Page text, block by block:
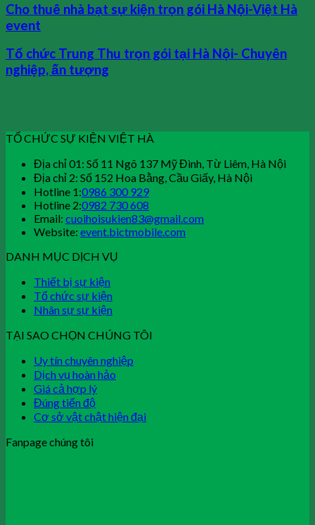
Cho thuê nhà bạt sự kiện trọn gói Hà Nội-Việt Hà
event
Tổ chức Trung Thu trọn gói tại Hà Nội- Chuyên
nghiệp, ấn tượng
TỔ CHỨC SỰ KIỆN VIỆT HÀ
Địa chỉ 01: Số 11 Ngõ 137 Mỹ Đình, Từ Liêm, Hà Nội
Địa chỉ 2: Số 152 Hoa Bằng, Cầu Giấy, Hà Nội
Hotline 1:0986 300 929
Hotline 2:0982 730 608
Email: cuoihoisukien83@gmail.com
Website: event.bictmobile.com
DANH MỤC DỊCH VỤ
Thiết bị sự kiện
Tổ chức sự kiện
Nhân sự sự kiện
TẠI SAO CHỌN CHÚNG TÔI
Uy tín chuyên nghiệp
Dịch vụ hoàn hảo
Giá cả hợp lý
Đúng tiến độ
Cơ sở vật chật hiện đại
Fanpage chúng tôi